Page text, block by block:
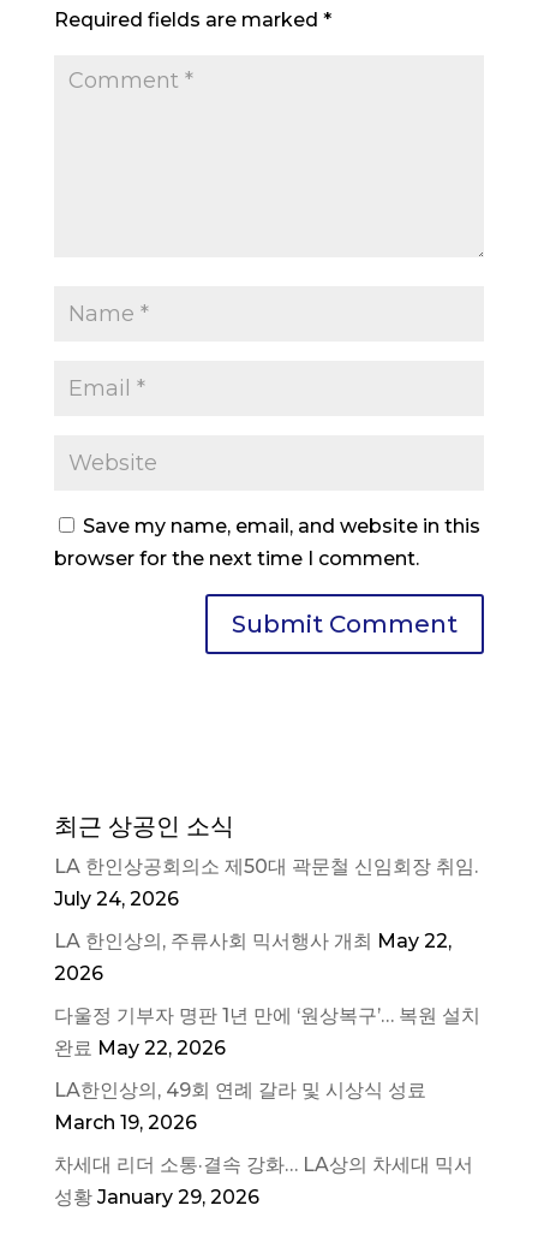
Required fields are marked *
Save my name, email, and website in this
browser for the next time I comment.
최근 상공인 소식
LA 한인상공회의소 제50대 곽문철 신임회장 취임.
July 24, 2026
LA 한인상의, 주류사회 믹서행사 개최 May 22,
2026
다울정 기부자 명판 1년 만에 ‘원상복구’… 복원 설치
완료 May 22, 2026
LA한인상의, 49회 연례 갈라 및 시상식 성료
March 19, 2026
차세대 리더 소통·결속 강화… LA상의 차세대 믹서
성황 January 29, 2026